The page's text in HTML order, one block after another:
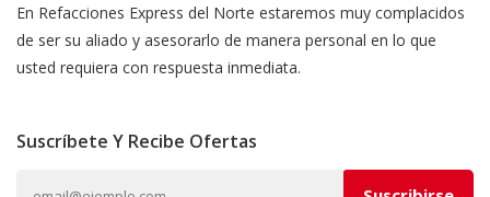
En Refacciones Express del Norte estaremos muy complacidos
de ser su aliado y asesorarlo de manera personal en lo que
usted requiera con respuesta inmediata.
Suscríbete Y Recibe Ofertas